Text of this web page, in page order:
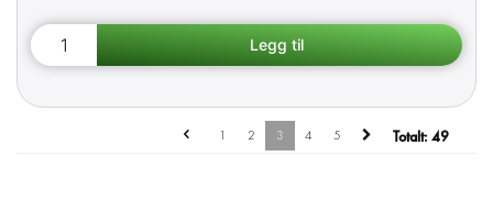
1 2 3 4 5 Totalt: 49